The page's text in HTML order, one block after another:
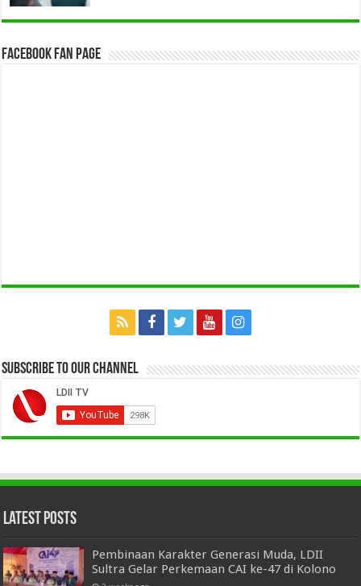
Facebook Fan Page
Subscribe to our Channel
Latest Posts
Pembinaan Karakter Generasi Muda, LDII
Sultra Gelar Perkemaan CAI ke-47 di Kolono